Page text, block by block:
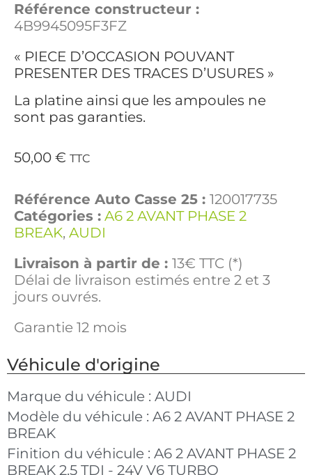
Référence constructeur :
4B9945095F3FZ
« PIECE D’OCCASION POUVANT
PRESENTER DES TRACES D’USURES »
La platine ainsi que les ampoules ne
sont pas garanties.
50,00 € TTC
Référence Auto Casse 25 : 120017735
Catégories : A6 2 AVANT PHASE 2
BREAK, AUDI
Livraison à partir de : 13€ TTC (*)
Délai de livraison estimés entre 2 et 3
jours ouvrés.
Garantie 12 mois
Véhicule d'origine
Marque du véhicule : AUDI
Modèle du véhicule : A6 2 AVANT PHASE 2
BREAK
Finition du véhicule : A6 2 AVANT PHASE 2
BREAK 2.5 TDI - 24V V6 TURBO